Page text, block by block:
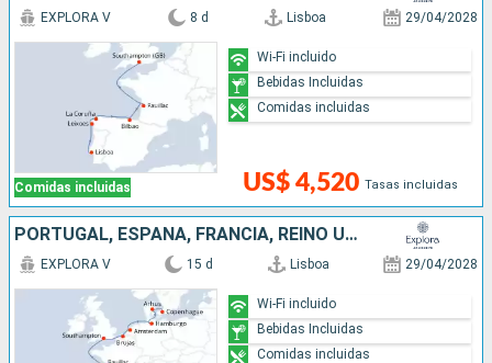
Comidas incluidas
EXPLORA V 8 d Lisboa 29/04/2028
US$ 4,520 Tasas incluidas
Wi-Fi incluido
Bebidas Incluidas
Comidas incluidas
PORTUGAL, ESPAÑA, FRANCIA, REINO UNIDO, BÉLGICA, PAISES BAJOS, ALEMANIA, DINAMARCA
EXPLORA V 15 d Lisboa 29/04/2028
Wi-Fi incluido
Bebidas Incluidas
Comidas incluidas